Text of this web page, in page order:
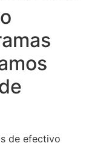
de efectivo